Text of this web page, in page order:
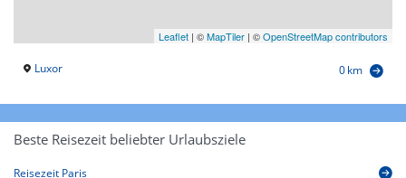
Leaflet | ©MapTiler | ©OpenStreetMap contributors
Luxor 0 km
Beste Reisezeit beliebter Urlaubsziele
Reisezeit Paris